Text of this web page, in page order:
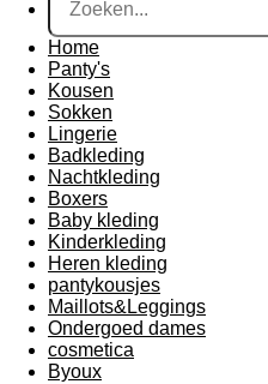
Home
Panty's
Kousen
Sokken
Lingerie
Badkleding
Nachtkleding
Boxers
Baby kleding
Kinderkleding
Heren kleding
pantykousjes
Maillots&Leggings
Ondergoed dames
cosmetica
Byoux